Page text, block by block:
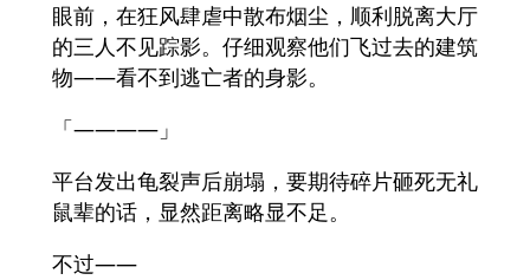
眼前，在狂风肆虐中散布烟尘，顺利脱离大厅
的三人不见踪影。仔细观察他们飞过去的建筑
物——看不到逃亡者的身影。
「————」
平台发出龟裂声后崩塌，要期待碎片砸死无礼
鼠辈的话，显然距离略显不足。
不过——